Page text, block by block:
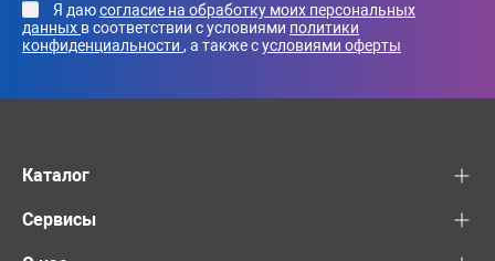
Я даюсогласие на обработку моих персональных
данных в соответствии с условиями политики
конфиденциальности , а также сусловиями оферты
Каталог
Сервисы